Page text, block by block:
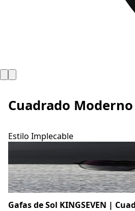
Cuadrado Moderno
Estilo Implecable
Gafas de Sol KINGSEVEN |